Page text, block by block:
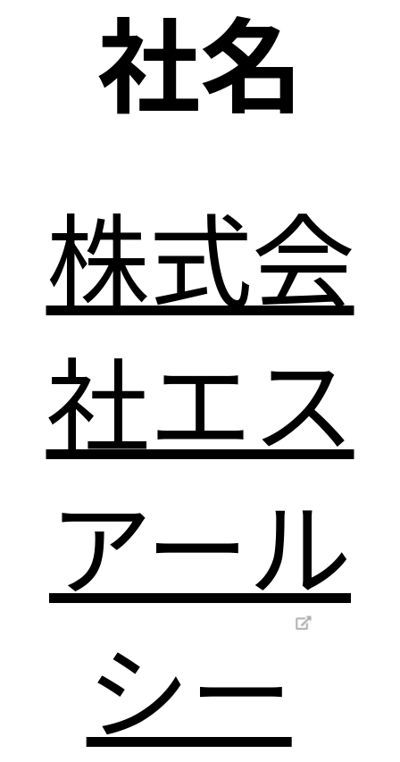
社名
株式会
社エス
アール
シー